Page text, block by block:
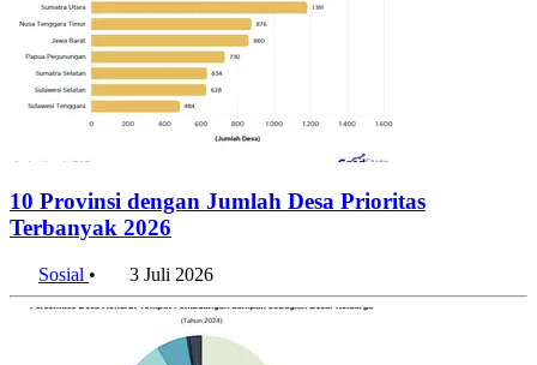
10 Provinsi dengan Jumlah Desa Prioritas
Terbanyak 2026
Sosial • 3 Juli 2026